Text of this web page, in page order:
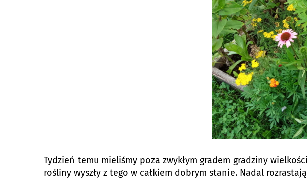
Tydzień temu mieliśmy poza zwykłym gradem gradziny
rośliny wyszły z tego w całkiem dobrym stanie. Nadal